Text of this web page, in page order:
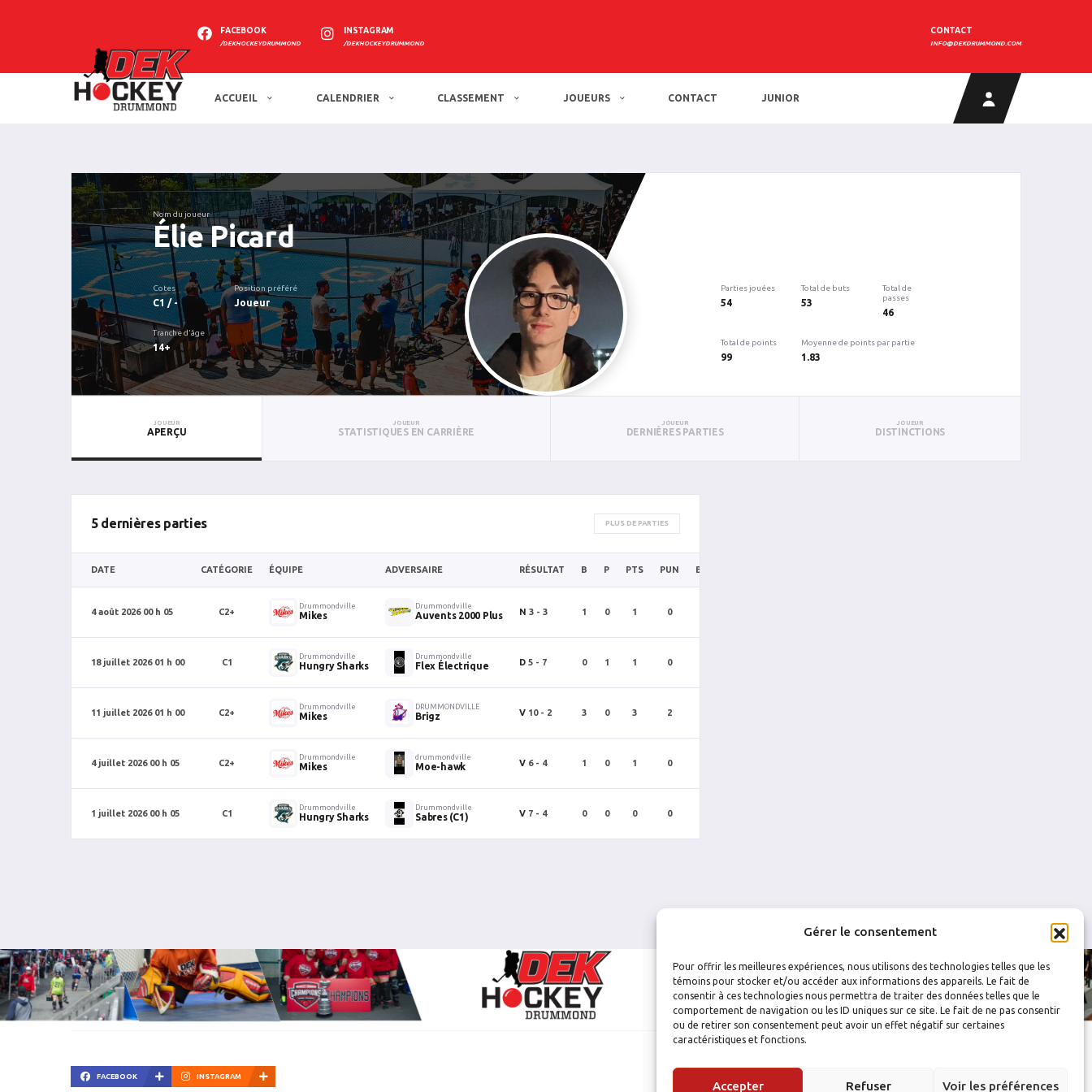
Gérer le consentement
Pour offrir les meilleures expériences, nous utilisons des technologies telles que les
témoins pour stocker et/ou accéder aux informations des appareils. Le fait de
consentir à ces technologies nous permettra de traiter des données telles que le
comportement de navigation ou les ID uniques sur ce site. Le fait de ne pas consentir
ou de retirer son consentement peut avoir un effet négatif sur certaines
caractéristiques et fonctions.
Accepter Refuser Voir les préférences
FACEBOOK
/DEKHOCKEYDRUMMOND
INSTAGRAM
/DEKHOCKEYDRUMMOND
CONTACT
INFO@DEKDRUMMOND.COM
ACCUEIL CALENDRIER CLASSEMENT JOUEURS CONTACT JUNIOR
Nom du joueur
Élie Picard
Cotes
C1 / -
Position préféré
Joueur
Tranche d'âge
14+
Parties jouées
54
Total de buts
53
Total de
passes
46
Total de points
99
Moyenne de points par partie
1.83
JOUEUR
APERÇU
JOUEUR
STATISTIQUES EN CARRIÈRE
JOUEUR
DERNIÈRES PARTIES
JOUEUR
DISTINCTIONS
5 dernières parties PLUS DE PARTIES
DATE CATÉGORIE ÉQUIPE ADVERSAIRE RÉSULTAT B P PTS PUN BAN
4 août 2026 00 h 05 C2+
Drummondville
Mikes
Drummondville
Auvents 2000 Plus N 3 - 3 1 0 1 0
18 juillet 2026 01 h 00 C1
Drummondville
Hungry Sharks
Drummondville
Flex Électrique D 5 - 7 0 1 1 0
11 juillet 2026 01 h 00 C2+
Drummondville
Mikes
DRUMMONDVILLE
Brigz V 10 - 2 3 0 3 2
4 juillet 2026 00 h 05 C2+
Drummondville
Mikes
drummondville
Moe-hawk V 6 - 4 1 0 1 0
1 juillet 2026 00 h 05 C1
Drummondville
Hungry Sharks
Drummondville
Sabres (C1) V 7 - 4 0 0 0 0
FACEBOOK INSTAGRAM